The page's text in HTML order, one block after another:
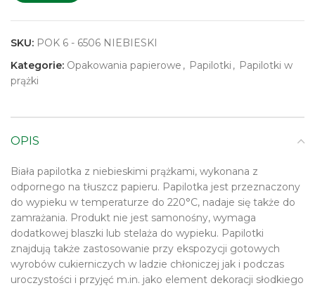
SKU: POK 6 - 6506 NIEBIESKI
Kategorie: Opakowania papierowe , Papilotki , Papilotki w
prążki
OPIS
Biała papilotka z niebieskimi prążkami, wykonana z
odpornego na tłuszcz papieru. Papilotka jest przeznaczony
do wypieku w temperaturze do 220°C, nadaje się także do
zamrażania. Produkt nie jest samonośny, wymaga
dodatkowej blaszki lub stelaża do wypieku. Papilotki
znajdują także zastosowanie przy ekspozycji gotowych
wyrobów cukierniczych w ladzie chłoniczej jak i podczas
uroczystości i przyjęć m.in. jako element dekoracji słodkiego